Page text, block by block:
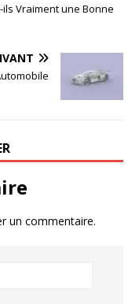
Vraiment une Bonne
un commentaire.